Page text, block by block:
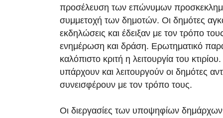
προσέλευση των επώνυμων
συμμετοχή των δημοτών. Οι δημότες
εκδηλώσεις και έδειξαν με τον τρόπο
ενημέρωση και δράση. Ερωτηματικό
καλόπιστο κριτή η λειτουργία του
υπάρχουν και λειτουργούν οι δημότες
συνεισφέρουν με τον τρόπο τους.
Οι διεργασίες των υποψηφίων